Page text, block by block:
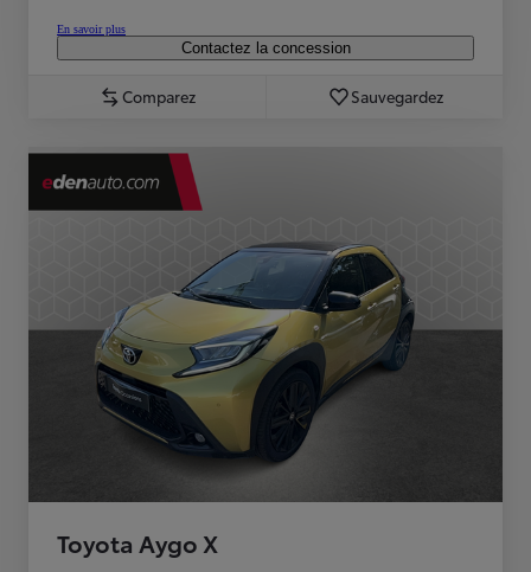
En savoir plus
Contactez la concession
Comparez Sauvegardez
Toyota Aygo X